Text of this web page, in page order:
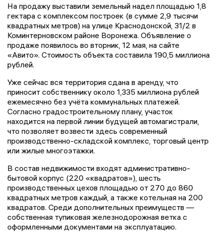
На продажу выставили земельный надел площадью 1,8
гектара с комплексом построек (в сумме 2,9 тысячи
квадратных метров) на улице Краснодонской, 31/2 в
Коминтерновском районе Воронежа. Объявление о
продаже появилось во вторник, 12 мая, на сайте
«Авито». Стоимость объекта составила 190,5 миллиона
рублей.
Уже сейчас вся территория сдана в аренду, что
приносит собственнику около 1,335 миллиона рублей
ежемесячно без учёта коммунальных платежей.
Согласно градостроительному плану, участок
находится на первой линии будущей автомагистрали,
что позволяет возвести здесь современный
производственно-складской комплекс, торговый центр
или жилые многоэтажки.
В состав недвижимости входят административно-
бытовой корпус (220 «квадратов»), шесть
производственных цехов площадью от 270 до 860
квадратных метров каждый, а также котельная на 200
квадратов. Среди дополнительных преимуществ —
собственная тупиковая железнодорожная ветка с
оформленными документами на эксплуатацию.